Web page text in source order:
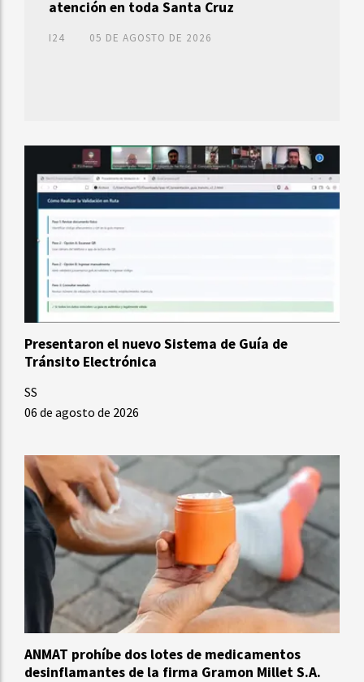
atención en toda Santa Cruz
I24 05 DE AGOSTO DE 2026
Presentaron el nuevo Sistema de Guía de
Tránsito Electrónica
SS
06 de agosto de 2026
ANMAT prohíbe dos lotes de medicamentos
desinflamantes de la firma Gramon Millet S.A.